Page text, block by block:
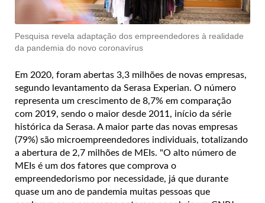
Pesquisa revela adaptação dos empreendedores à realidade
da pandemia do novo coronavírus
Em 2020, foram abertas 3,3 milhões de novas empresas,
segundo levantamento da Serasa Experian. O número
representa um crescimento de 8,7% em comparação
com 2019, sendo o maior desde 2011, início da série
histórica da Serasa. A maior parte das novas empresas
(79%) são microempreendedores individuais, totalizando
a abertura de 2,7 milhões de MEIs. "O alto número de
MEIs é um dos fatores que comprova o
empreendedorismo por necessidade, já que durante
quase um ano de pandemia muitas pessoas que